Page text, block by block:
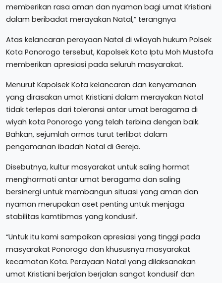
memberikan rasa aman dan nyaman bagi umat Kristiani
dalam beribadat merayakan Natal,” terangnya
Atas kelancaran perayaan Natal di wilayah hukum Polsek
Kota Ponorogo tersebut, Kapolsek Kota Iptu Moh Mustofa
memberikan apresiasi pada seluruh masyarakat.
Menurut Kapolsek Kota kelancaran dan kenyamanan
yang dirasakan umat Kristiani dalam merayakan Natal
tidak terlepas dari toleransi antar umat beragama di
wiyah kota Ponorogo yang telah terbina dengan baik.
Bahkan, sejumlah ormas turut terlibat dalam
pengamanan ibadah Natal di Gereja.
Disebutnya, kultur masyarakat untuk saling hormat
menghormati antar umat beragama dan saling
bersinergi untuk membangun situasi yang aman dan
nyaman merupakan aset penting untuk menjaga
stabilitas kamtibmas yang kondusif.
“Untuk itu kami sampaikan apresiasi yang tinggi pada
masyarakat Ponorogo dan khususnya masyarakat
kecamatan Kota. Perayaan Natal yang dilaksanakan
umat Kristiani berjalan berjalan sangat kondusif dan